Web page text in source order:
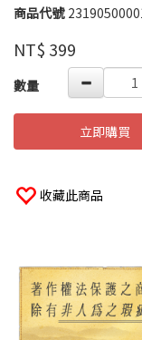
商品代號
品牌
紅
螞
蟻
NT$ 399
數量
立即購買
收藏此商品